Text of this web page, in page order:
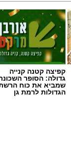
באופן מיידי לתחנות
דם. במד”א מזהירים
מתרוקנים
קפיצה קטנה קנייה
גדולה: הסופר
שמביא את כוח
הגדולות לרמת גן